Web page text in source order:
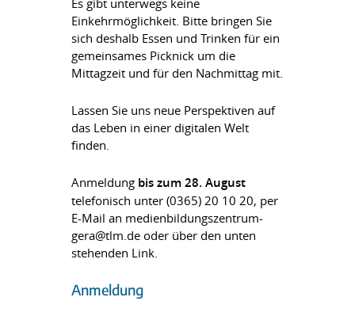
Es gibt unterwegs keine
Einkehrmöglichkeit. Bitte bringen Sie
sich deshalb Essen und Trinken für ein
gemeinsames Picknick um die
Mittagzeit und für den Nachmittag mit.
Lassen Sie uns neue Perspektiven auf
das Leben in einer digitalen Welt
finden.
Anmeldung bis zum 28. August
telefonisch unter (0365) 20 10 20, per
E-Mail an medienbildungszentrum-
gera@tlm.de oder über den unten
stehenden Link.
Anmeldung